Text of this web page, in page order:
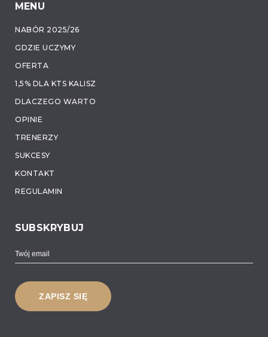
MENU
NABÓR 2025/26
GDZIE UCZYMY
OFERTA
1,5% DLA KTS KALISZ
DLACZEGO WARTO
OPINIE
TRENERZY
SUKCESY
KONTAKT
REGULAMIN
SUBSKRYBUJ